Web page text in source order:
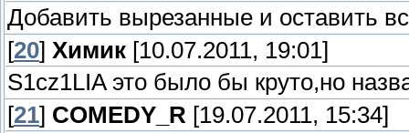
Добавить вырезанные и оставить
[20] Химик [10.07.2011, 19:01]
S1cz1LIA это было бы круто,но
[21] COMEDY_R [19.07.2011, 15:34]